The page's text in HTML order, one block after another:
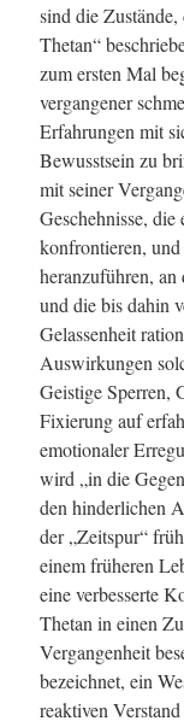
sind die
Thetan“
zum ersten Mal
vergangener
Erfahrungen mit
Bewusstsein zu
mit seiner
Geschehnisse,
konfrontieren,
heranzuführen, an
und die bis dahin
Gelassenheit
Auswirkungen
Geistige Sperren,
Fixierung auf
emotionaler
wird „in die
den hinderlichen
der „Zeitspur“
einem früheren
eine verbesserte
Thetan in einen
Vergangenheit
bezeichnet, ein
reaktiven